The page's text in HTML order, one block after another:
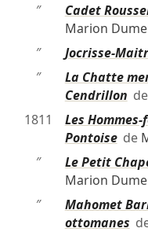
″
Cadet
Marion
″
Jocrisse-
″
La Chatte
Cendrillon de
1811
Les
Pontoisede
″
Le Petit
Marion
″
Mahomet
ottomanes